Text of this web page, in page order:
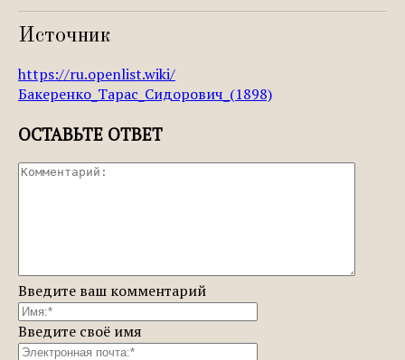
Источник
https://ru.openlist.wiki/
Бакеренко_Тарас_Сидорович_(1898)
ОСТАВЬТЕ ОТВЕТ
Введите ваш комментарий
Введите своё имя